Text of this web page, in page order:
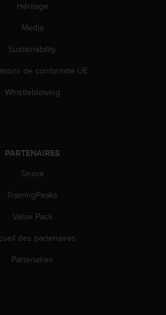
Héritage
Media
Sustainability
de conformité UE
Whistleblowing
PARTENAIRES
Strava
TrainingPeaks
Value Pack
des partenaires
Partenaires